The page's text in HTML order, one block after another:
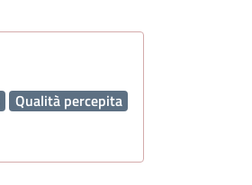
Qualità percepita